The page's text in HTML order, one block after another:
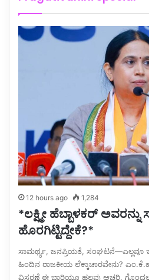
12 hours ago 1,284
*ಲಕ್ಷ್ಮೀ ಹೆಬ್ಬಾಳಕರ್
ಹೊರಗಿಟ್ಟಿದ್ದೇಕೆ?*
ಸಾಮರ್ಥ್ಯ, ಜನಪ್ರಿಯತೆ, ಸಂಘಟನೆ—ಎಲ್ಲವೂ
ಹಿಂದಿನ ರಾಜಕೀಯ ಲೆಕ್ಕಾಚಾರವೇನು?
ವಿಸ್ತರಣೆ ಈ ಬಾರಿಯೂ ಹಲವು ಅಚ್ಚರಿ,